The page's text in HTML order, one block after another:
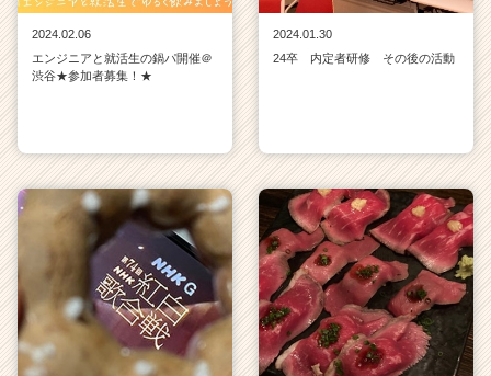
キ
リ
e
r
C
a
e
e
r）
2024.02.06
エンジニアと就活生の鍋パ開催＠
渋谷★参加者募集！★
2024.01.30
24卒 内定者研修 その後の活動